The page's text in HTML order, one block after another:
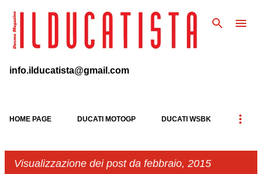
Passa ai contenuti principali
info.ilducatista@gmail.com
HOME PAGE DUCATI MOTOGP DUCATI WSBK
Visualizzazione dei post da febbraio, 2015